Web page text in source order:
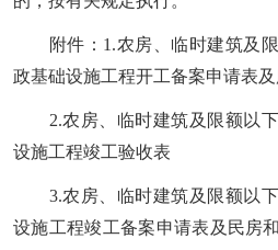
附件： 1.农房、临时建筑及
政基础设施工程开工备案申请表
2.农房、临时建筑及限额以
设施工程竣工验收表
3.农房、临时建筑及限额以
设施工程竣工备案申请表及民房